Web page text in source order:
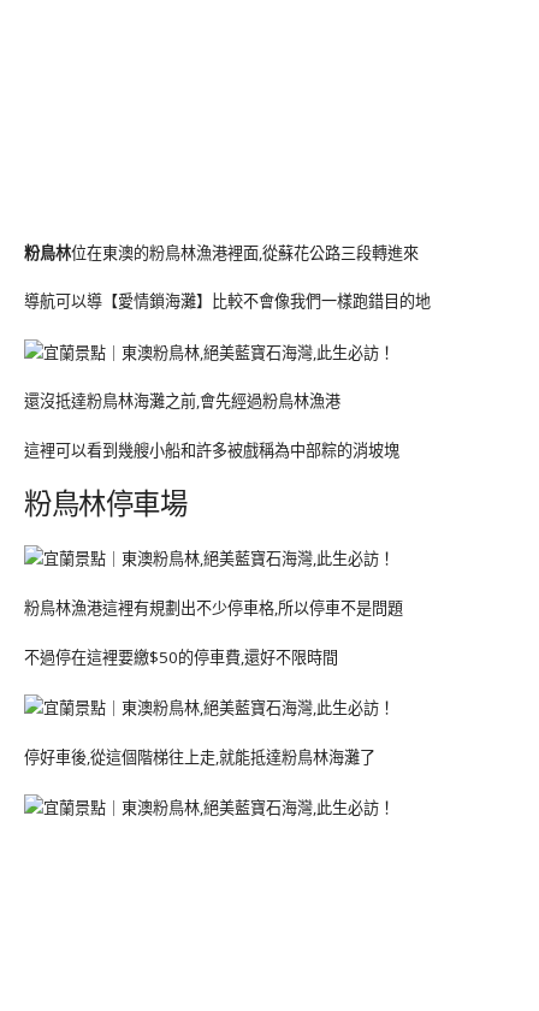
粉鳥林位在東澳的粉鳥林漁港裡面,從蘇花公路三段轉進來
導航可以導【愛情鎖海灘】比較不會像我們一樣跑錯目的地
還沒抵達粉鳥林海灘之前,會先經過粉鳥林漁港
這裡可以看到幾艘小船和許多被戲稱為中部粽的消坡塊
粉鳥林停車場
粉鳥林漁港這裡有規劃出不少停車格,所以停車不是問題
不過停在這裡要繳$50的停車費,還好不限時間
停好車後,從這個階梯往上走,就能抵達粉鳥林海灘了